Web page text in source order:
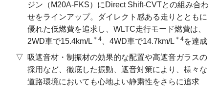
ジン（M20A-FKS）にDirect Shift-CVTとの組み合わ
せをラインアップ。ダイレクト感ある走りとともに
優れた低燃費を追求し、WLTC走行モード燃費は、
2WD車で15.4km/L ＊4 、4WD車で14.7km/L ＊4を達成
吸遮音材・制振材の効果的な配置や高遮音ガラスの
採用など、徹底した振動、遮音対策により、様々な
道路環境においても心地よい静粛性をさらに追求